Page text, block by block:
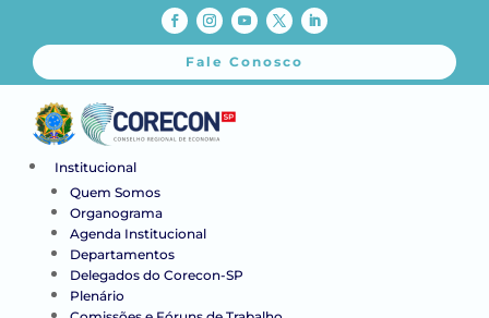
Fale Conosco
Institucional
Quem Somos
Organograma
Agenda Institucional
Departamentos
Delegados do Corecon-SP
Plenário